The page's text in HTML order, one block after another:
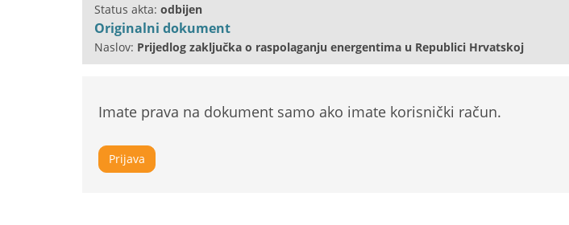
Status akta: odbijen
Originalni dokument
Naslov: Prijedlog zaključka o raspolaganju energentima u Republici Hrvatskoj
Imate prava na dokument samo ako imate korisnički račun.
Prijava